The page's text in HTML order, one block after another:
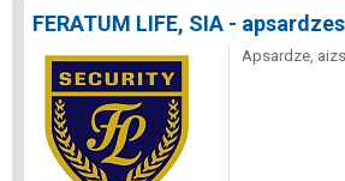
FERATUM LIFE, SIA -
Apsardze,